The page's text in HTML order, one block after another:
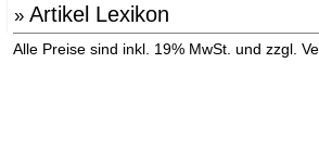
» Artikel Lexikon
Alle Preise sind inkl. 19% MwSt. und zzgl.